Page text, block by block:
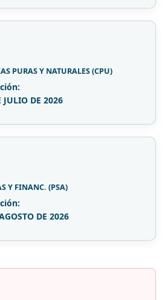
PURAS Y NATURALES (CPU)
JULIO DE 2026
Y FINANC. (PSA)
DE 2026